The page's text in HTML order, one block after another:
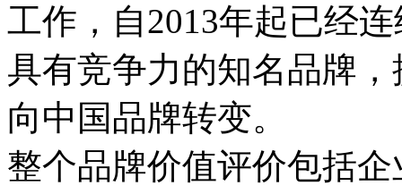
工作，自2013年起已经
具有竞争力的知名品牌
向中国品牌转变。
整个品牌价值评价包括